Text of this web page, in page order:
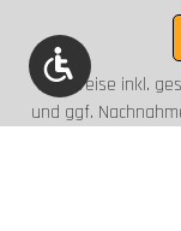
Alle Preise inkl.
und ggf.